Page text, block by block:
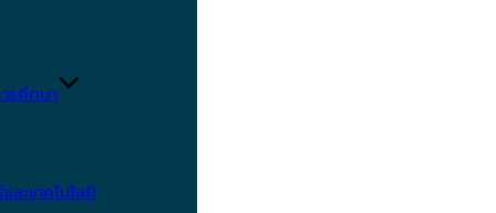
รศึกษา
ะเทคโนโลยี